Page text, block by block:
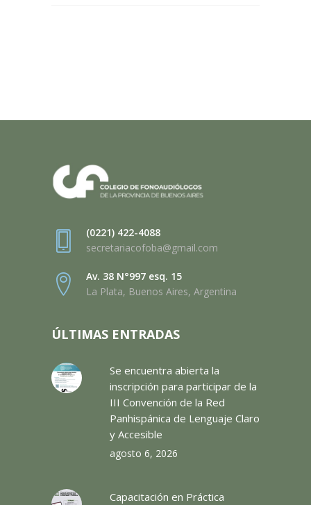
(0221) 422-4088
secretariacofoba@gmail.com
Av. 38 N°997 esq. 15
La Plata, Buenos Aires, Argentina
ÚLTIMAS ENTRADAS
Se encuentra abierta la
inscripción para participar de la
III Convención de la Red
Panhispánica de Lenguaje Claro
y Accesible
agosto 6, 2026
Capacitación en Práctica